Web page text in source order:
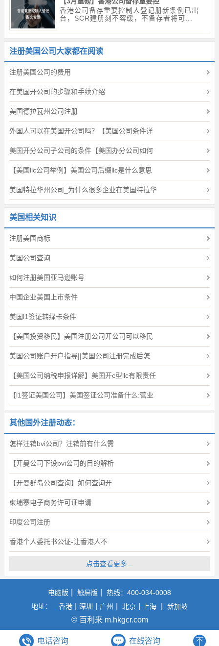
香港公司备存重要控制人登记册新条例已出
台，SCR建册刻不容缓，不备存者将可...
注册美国公司大家都在阅读
注册美国公司的费用
在美国开公司的步骤和手续介绍
美国德拉瓦州公司注册
外国人可以在美国开公司吗？【美国公司条件详
美国开分公司子公司的条件【美国办分公司如何
【美国llc公司举例】美国公司后缀llc是什么意思
美国特拉华州公司_为什么很多企业在美国特拉华
美国相关知识
注册美国商标
美国公司查询
如何注册美国亚马逊账号
中国企业美国上市条件
美国l1签证转绿卡条件
【美国投资移民】美国注册公司开公司可以移民
美国公司账户开户指导||美国公司注册完成后怎
【美国公司纳税申报详解】美国开c型llc有限责任
【l1签证美国公司】美国签证公司准备什么:营业
其他国外注册动态：
怎样注销bvi公司？注销前有什么需
【开曼公司下设bvi公司的目的解析
【开曼群岛公司查询】如何查询开
柬埔寨电子商务许可证申请
印度公司注册
香港个人委托书公证-让香港人不
点击查看更多...
电脑版 触屏版
热线：400-034-0008
地址：
香港 深圳 广州 北京 上海 新加坡
© 百利来 m.hkgcr.com
电话咨询 在线咨询